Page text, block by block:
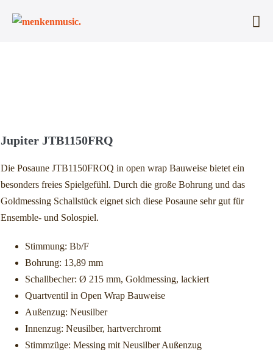
Inhalt
Jupiter JTB1150FRQ
Die Posaune JTB1150FROQ in open wrap Bauweise bietet ein
besonders freies Spielgefühl. Durch die große Bohrung und das
Goldmessing Schallstück eignet sich diese Posaune sehr gut für
Ensemble- und Solospiel.
Stimmung: Bb/F
Bohrung: 13,89 mm
Schallbecher: Ø 215 mm, Goldmessing, lackiert
Quartventil in Open Wrap Bauweise
Außenzug: Neusilber
Innenzug: Neusilber, hartverchromt
Stimmzüge: Messing mit Neusilber Außenzug